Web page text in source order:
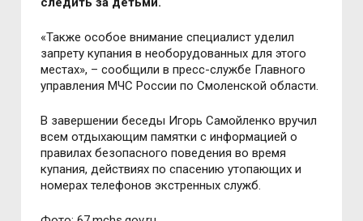
«Также особое внимание специалист уделил
запрету купания в необорудованных для этого
местах», – сообщили в пресс-службе Главного
управления МЧС России по Смоленской области.
В завершении беседы Игорь Самойленко вручил
всем отдыхающим памятки с информацией о
правилах безопасного поведения во время
купания, действиях по спасению утопающих и
номерах телефонов экстренных служб.